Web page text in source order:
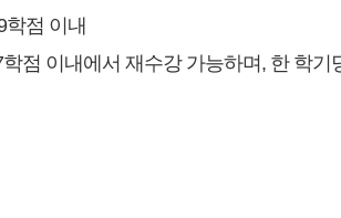
점 이내
점 이내에서 재수강 가능하며, 한 학